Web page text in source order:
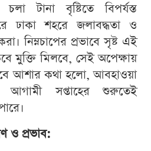
টানা বৃষ্টিতে বিপর্যস্ত
ঢাকা শহরে জলাবদ্ধতা ও
নিম্নচাপের প্রভাবে সৃষ্ট এই
মুক্তি মিলবে, সেই অপেক্ষায়
আশার কথা হলো, আবহাওয়া
আগামী সপ্তাহের শুরুতেই
ও প্রভাব: